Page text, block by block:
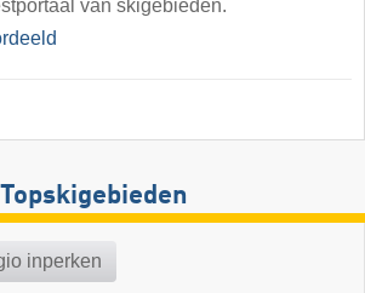
van skigebieden.
inperken